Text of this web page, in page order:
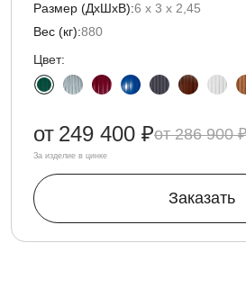
Размер (ДxШxВ):6 х 3 х 2,45
Вес (кг):880
Цвет:
286 900 ₽
от 249 400 ₽
За изделие в цинке
Заказать